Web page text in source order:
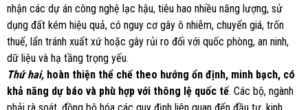
nhận các dự án công nghệ lạc hậu, tiêu hao nhiều năng lượng, sử
dụng đất kém hiệu quả, có nguy cơ gây ô nhiễm, chuyển giá, trốn
thuế, lẩn tránh xuất xứ hoặc gây rủi ro đối với quốc phòng, an ninh,
dữ liệu và hạ tầng trọng yếu.
Thứ hai, hoàn thiện thể chế theo hướng ổn định, minh bạch, có
khả năng dự báo và phù hợp với thông lệ quốc tế. Các bộ, ngành